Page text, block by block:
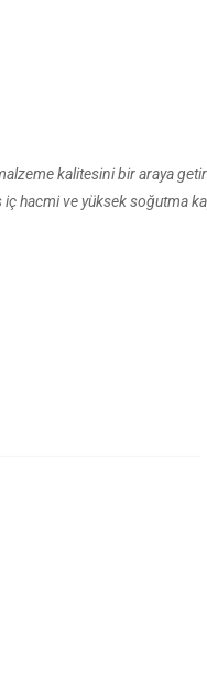
kalitesini bir araya
iç hacmi ve yüksek soğutma